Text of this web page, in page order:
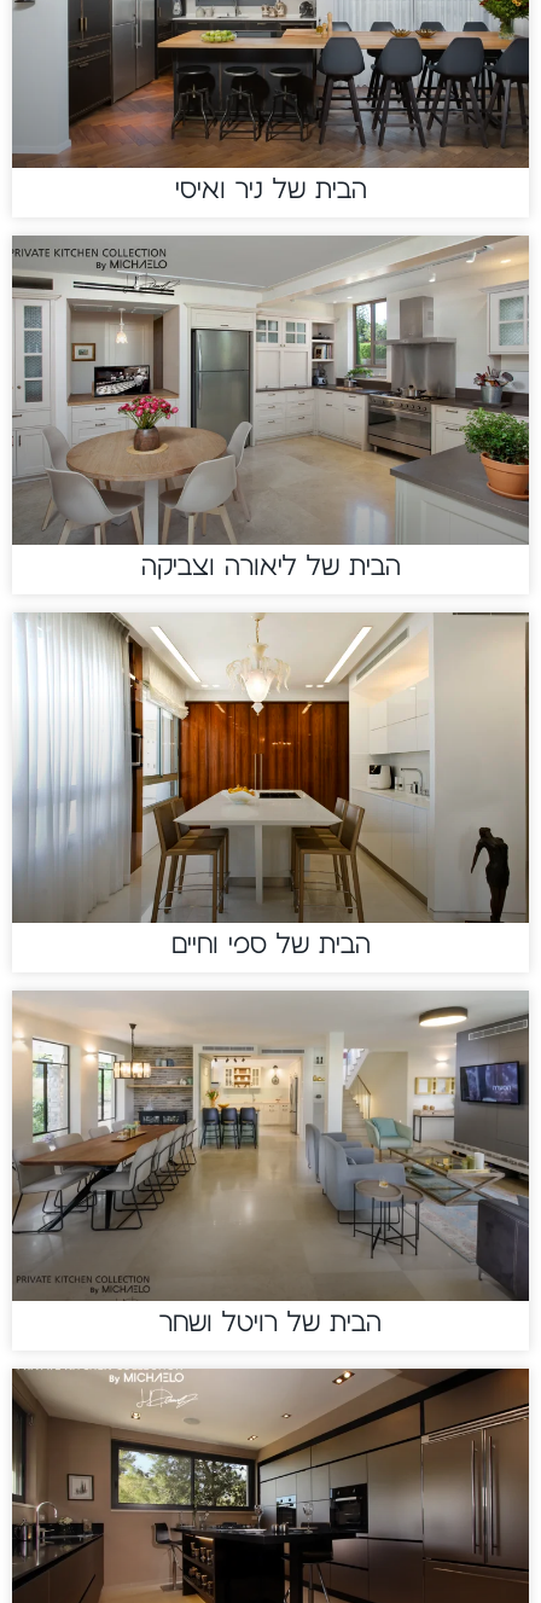
הבית של ניר ואיסי
הבית של ליאורה וצביקה
הבית של ספי וחיים
הבית של רויטל ושחר